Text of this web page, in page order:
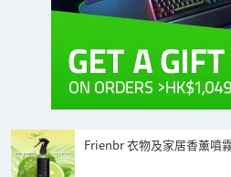
Frienbr 衣物及家居香薰噴